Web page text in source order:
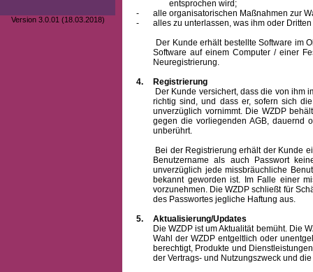
Version 3.0.01 (18.03.2018)
entsprochen wird;
-
alle organisatorischen Maßnahmen zur
-
alles zu unterlassen, was ihm oder
Der Kunde erhält bestellte Software im
Software auf einem Computer / einer
Neuregistrierung.
4.
Registrierung
Der Kunde versichert, dass die von ihm
richtig sind, und dass er, sofern sich
unverzüglich vornimmt. Die WZDP
gegen die vorliegenden AGB, dauernd
unberührt.
Bei der Registrierung erhält der Kunde
Benutzernameals auch Passwort
unverzüglich jede missbräuchliche
bekannt geworden ist. Im Falle einer
vorzunehmen. Die WZDP schließt für
des Passwortes jegliche Haftung aus.
5.
Aktualisierung/Updates
Die WZDP ist um Aktualität bemüht. Die
Wahl der WZDP entgeltlich oder
berechtigt, Produkte und
der Vertrags- und Nutzungszweck und